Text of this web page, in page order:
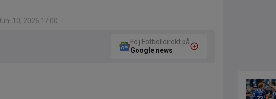
10, 2026 17:00
Följ Fotbolldirekt på
Google news